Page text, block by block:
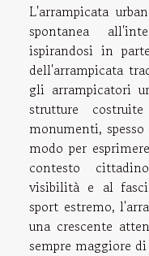
L'arrampicata
spontanea
ispirandosi in
dell'arrampicata
gli arrampicatori
strutture
monumenti,
modo per
contesto
visibilità e al
sport estremo,
una crescente
sempre maggiore